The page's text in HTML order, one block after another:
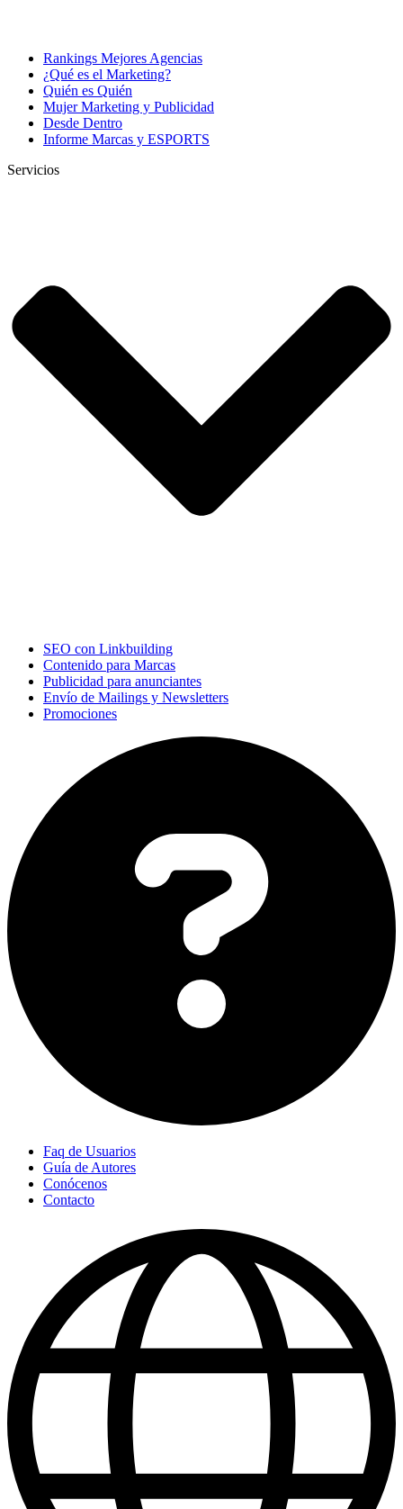
Rankings Mejores Agencias
¿Qué es el Marketing?
Quién es Quién
Mujer Marketing y Publicidad
Desde Dentro
Informe Marcas y ESPORTS
Servicios
SEO con Linkbuilding
Contenido para Marcas
Publicidad para anunciantes
Envío de Mailings y Newsletters
Promociones
Faq de Usuarios
Guía de Autores
Conócenos
Contacto